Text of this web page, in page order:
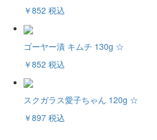
￥852 税込
ゴーヤー漬 キムチ 130g ☆
￥852 税込
スクガラス愛子ちゃん 120g ☆
￥897 税込